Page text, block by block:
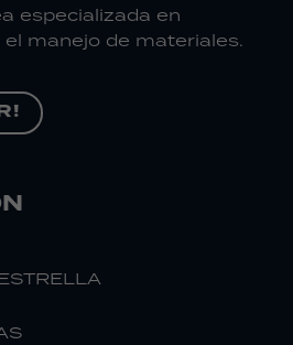
especializada en
manejo de materiales.